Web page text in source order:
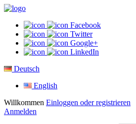
Facebook
Twitter
Google+
LinkedIn
Deutsch
English
Willkommen Einloggen oder registrieren
Anmelden